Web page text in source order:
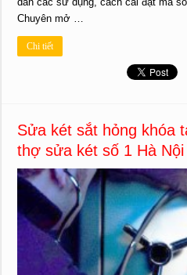
Chuyên mở …
Chi tiết
Sửa két sắt hỏng khóa
thợ sửa két số 1 Hà Nội